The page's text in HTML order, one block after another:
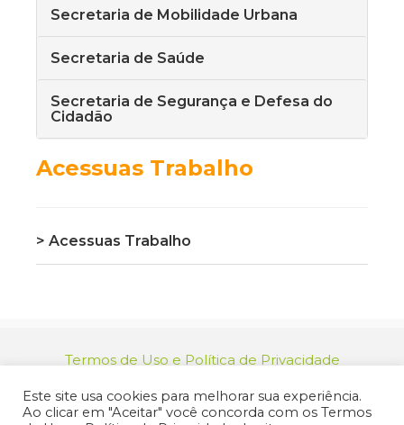
Secretaria de Mobilidade Urbana
Secretaria de Saúde
Secretaria de Segurança e Defesa do
Cidadão
Acessuas Trabalho
> Acessuas Trabalho
Termos de Uso e Política de Privacidade
46.694.139/0001-83 | (12) 3955-9000
Endereço: Praça dos Três Poderes, 73 - Centro -
Este site usa cookies para melhorar sua experiência.
Ao clicar em "Aceitar" você concorda com os Termos